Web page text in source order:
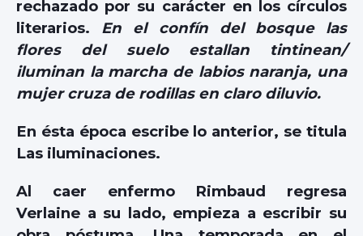
rechazado por su carácter en los círculos
literarios. En el confín del bosque las
flores del suelo estallan tintinean/
iluminan la marcha de labios naranja, una
mujer cruza de rodillas en claro diluvio.
En ésta época escribe lo anterior, se titula
Las iluminaciones.
Al caer enfermo Rimbaud regresa
Verlaine a su lado, empieza a escribir su